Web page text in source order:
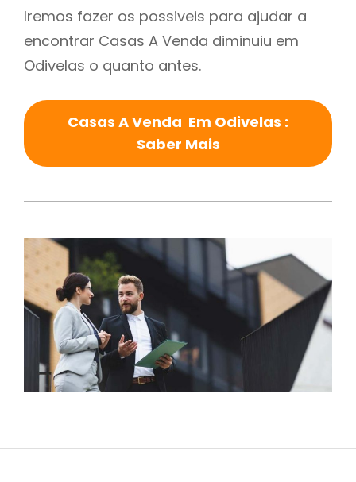
Iremos fazer os possiveis para ajudar a
encontrar Casas A Venda diminuiu em
Odivelas o quanto antes.
Casas A Venda Em Odivelas :
Saber Mais